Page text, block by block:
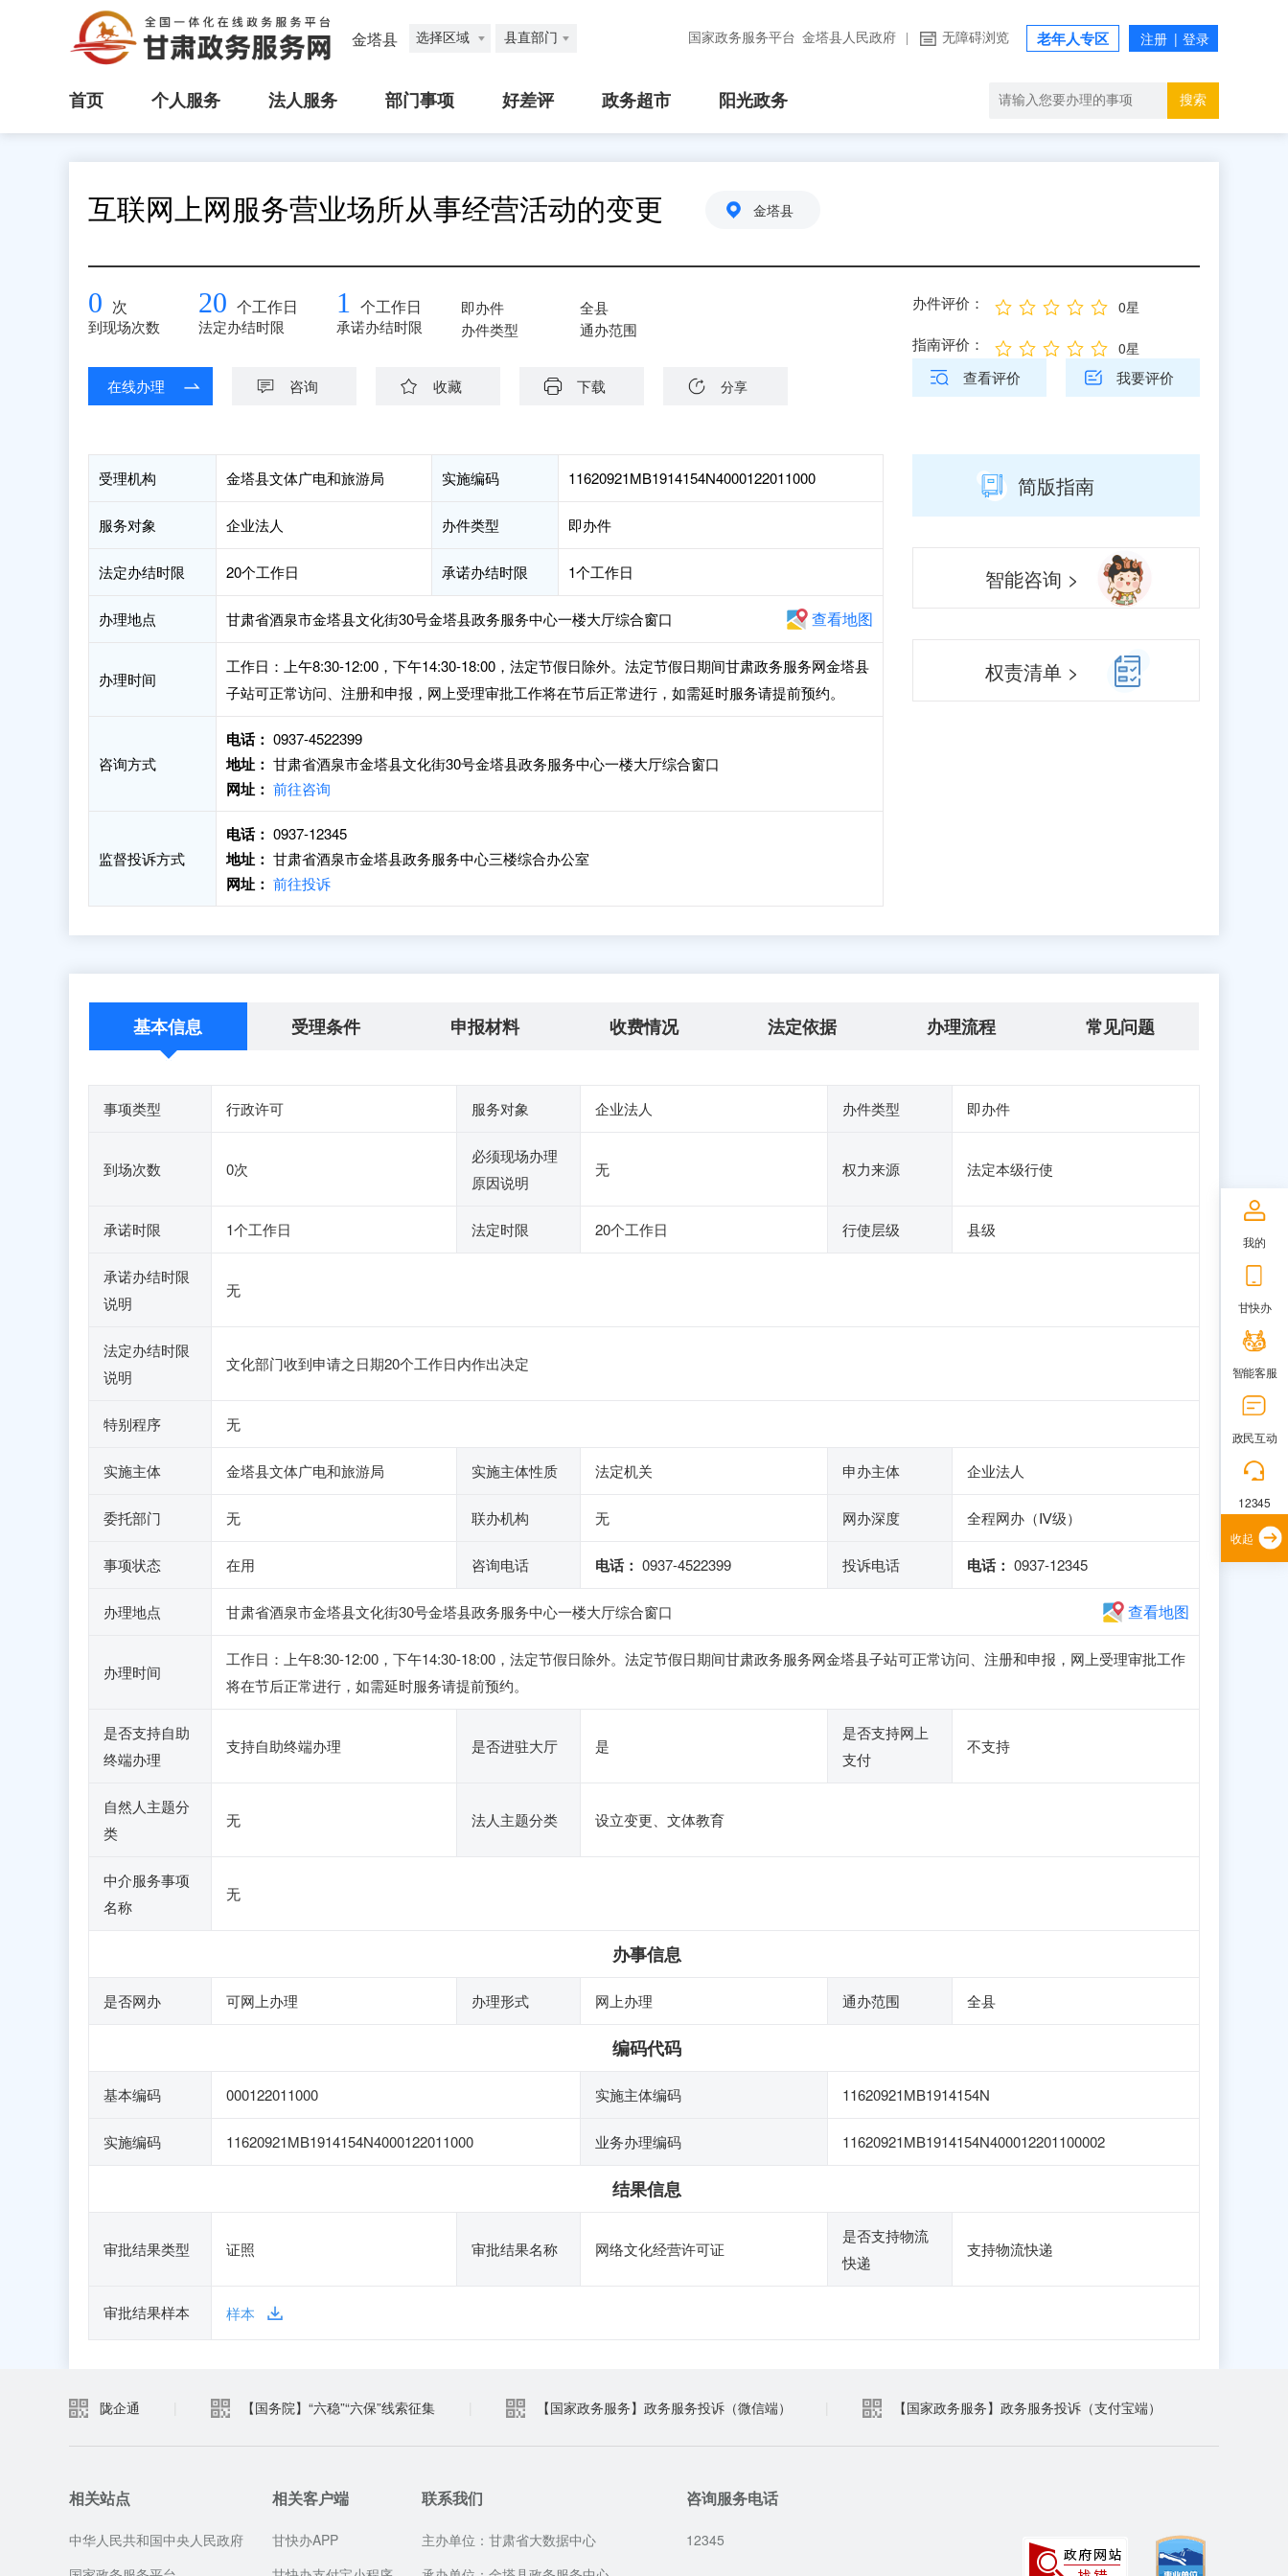
金塔县 选择区域 县直部门 国家政务服务平台 金塔县人民政府 无障碍浏览 老年人专区
首页 个人服务 法人服务 部门事项 好差评 政务超市 阳光政务 搜索
互联网上网服务营业场所从事经营活动的变更 金塔县
0 次
到现场次数
20 个工作日
法定办结时限
1 个工作日
承诺办结时限
即办件
办件类型
全县
通办范围
在线办理 咨询 收藏 下载 分享
办件评价： 0星
指南评价： 0星
查看评价 我要评价
受理机构 金塔县文体广电和旅游局 实施编码 11620921MB1914154N4000122011000
服务对象 企业法人 办件类型 即办件
法定办结时限 20个工作日 承诺办结时限 1个工作日
办理地点 甘肃省酒泉市金塔县文化街30号金塔县政务服务中心一楼大厅综合窗口 查看地图
办理时间
工作日：上午8:30-12:00，下午14:30-18:00，法定节假日除外。法定节假日期间甘肃政务服务网金塔县
子站可正常访问、注册和申报，网上受理审批工作将在节后正常进行，如需延时服务请提前预约。
咨询方式
电话： 0937-4522399
地址： 甘肃省酒泉市金塔县文化街30号金塔县政务服务中心一楼大厅综合窗口
网址： 前往咨询
监督投诉方式
电话： 0937-12345
地址： 甘肃省酒泉市金塔县政务服务中心三楼综合办公室
网址： 前往投诉
简版指南
智能咨询 >
权责清单 >
基本信息 受理条件 申报材料 收费情况 法定依据 办理流程 常见问题
事项类型 行政许可 服务对象 企业法人 办件类型 即办件
到场次数 0次
必须现场办理
原因说明
无 权力来源 法定本级行使
承诺时限 1个工作日 法定时限 20个工作日 行使层级 县级
承诺办结时限
说明
无
法定办结时限
说明
文化部门收到申请之日期20个工作日内作出决定
特别程序 无
实施主体 金塔县文体广电和旅游局 实施主体性质 法定机关 申办主体 企业法人
委托部门 无 联办机构 无 网办深度 全程网办（Ⅳ级）
事项状态 在用 咨询电话 电话： 0937-4522399 投诉电话 电话： 0937-12345
办理地点 甘肃省酒泉市金塔县文化街30号金塔县政务服务中心一楼大厅综合窗口 查看地图
办理时间
工作日：上午8:30-12:00，下午14:30-18:00，法定节假日除外。法定节假日期间甘肃政务服务网金塔县子站可正常访问、注册和申报，网上受理审批工作
将在节后正常进行，如需延时服务请提前预约。
是否支持自助
终端办理
支持自助终端办理 是否进驻大厅 是
是否支持网上
支付
不支持
自然人主题分
类
无 法人主题分类 设立变更、文体教育
中介服务事项
名称
无
办事信息
是否网办 可网上办理 办理形式 网上办理 通办范围 全县
编码代码
基本编码 000122011000 实施主体编码 11620921MB1914154N
实施编码 11620921MB1914154N4000122011000 业务办理编码 11620921MB1914154N400012201100002
结果信息
审批结果类型 证照 审批结果名称 网络文化经营许可证
是否支持物流
快递
支持物流快递
审批结果样本 样本
陇企通 【国务院】“六稳”“六保”线索征集 【国家政务服务】政务服务投诉（微信端） 【国家政务服务】政务服务投诉（支付宝端）
相关站点
中华人民共和国中央人民政府
相关客户端
甘快办APP
联系我们
主办单位：甘肃省大数据中心
咨询服务电话
12345
我的
甘快办
智能客服
政民互动
12345
收起